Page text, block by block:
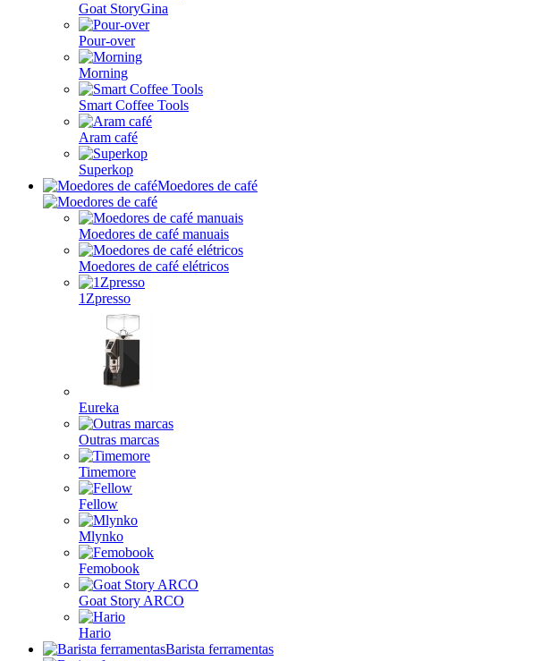
Goat StoryGina
Pour-over
Morning
Smart Coffee Tools
Aram café
Superkop
Moedores de café
Moedores de café manuais
Moedores de café elétricos
1Zpresso
Eureka
Outras marcas
Timemore
Fellow
Mlynko
Femobook
Goat Story ARCO
Hario
Barista ferramentas